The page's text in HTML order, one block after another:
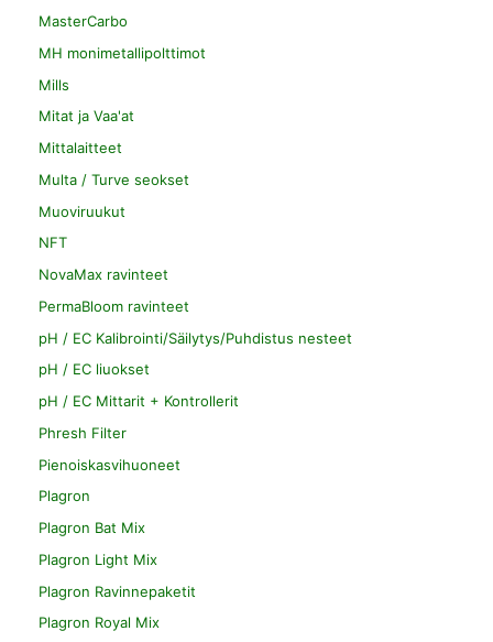
MasterCarbo
MH monimetallipolttimot
Mills
Mitat ja Vaa'at
Mittalaitteet
Multa / Turve seokset
Muoviruukut
NFT
NovaMax ravinteet
PermaBloom ravinteet
pH / EC Kalibrointi/Säilytys/Puhdistus nesteet
pH / EC liuokset
pH / EC Mittarit + Kontrollerit
Phresh Filter
Pienoiskasvihuoneet
Plagron
Plagron Bat Mix
Plagron Light Mix
Plagron Ravinnepaketit
Plagron Royal Mix